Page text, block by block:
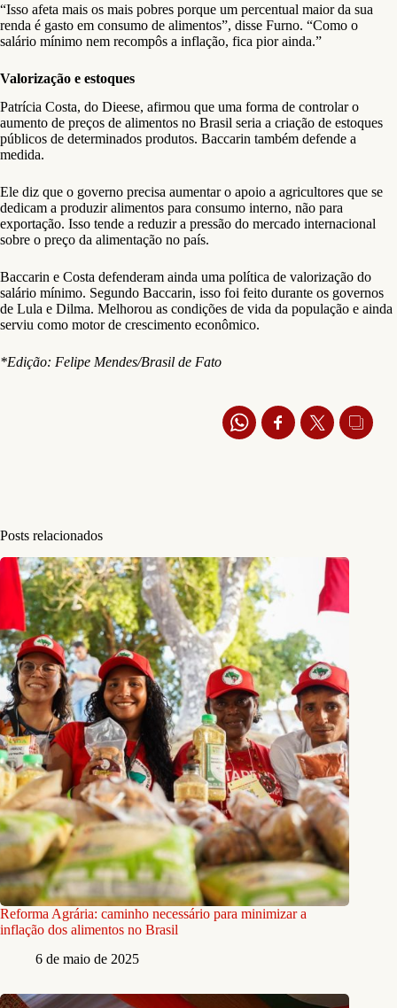
“Isso afeta mais os mais pobres porque um percentual maior da sua
renda é gasto em consumo de alimentos”, disse Furno. “Como o
salário mínimo nem recompôs a inflação, fica pior ainda.”
Valorização e estoques
Patrícia Costa, do Dieese, afirmou que uma forma de controlar o
aumento de preços de alimentos no Brasil seria a criação de estoques
públicos de determinados produtos. Baccarin também defende a
medida.
Ele diz que o governo precisa aumentar o apoio a agricultores que se
dedicam a produzir alimentos para consumo interno, não para
exportação. Isso tende a reduzir a pressão do mercado internacional
sobre o preço da alimentação no país.
Baccarin e Costa defenderam ainda uma política de valorização do
salário mínimo. Segundo Baccarin, isso foi feito durante os governos
de Lula e Dilma. Melhorou as condições de vida da população e ainda
serviu como motor de crescimento econômico.
*Edição: Felipe Mendes/Brasil de Fato
Posts relacionados
Reforma Agrária: caminho necessário para minimizar a
inflação dos alimentos no Brasil
6 de maio de 2025